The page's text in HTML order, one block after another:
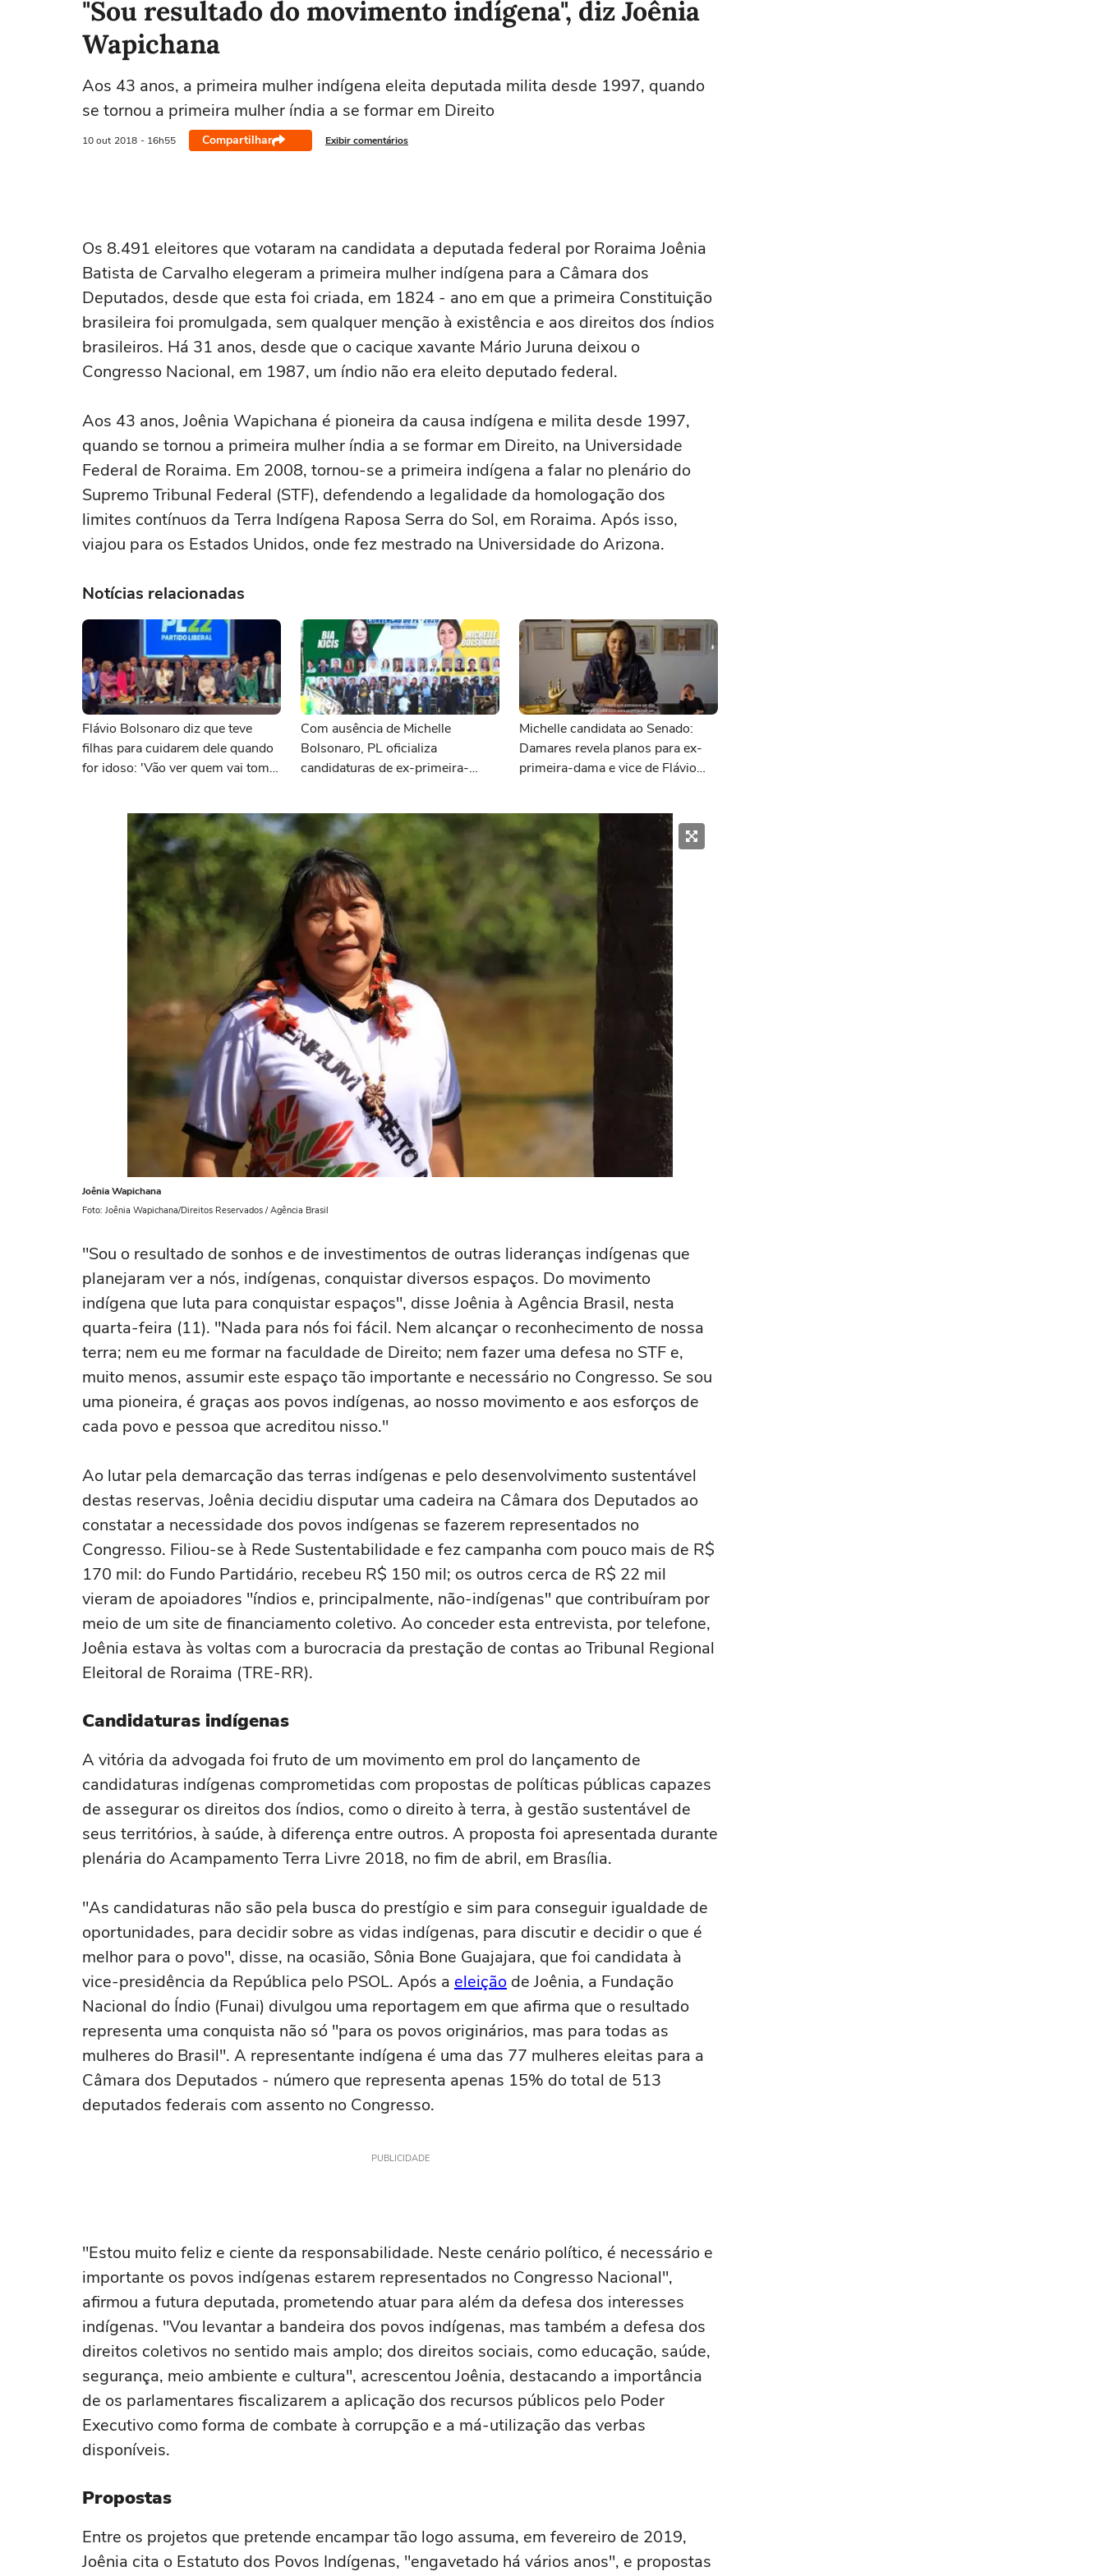
"Sou resultado do movimento indígena", diz Joênia
Wapichana
Aos 43 anos, a primeira mulher indígena eleita deputada milita desde 1997, quando
se tornou a primeira mulher índia a se formar em Direito
10 out 2018 - 16h55 Compartilhar Exibir comentários
Os 8.491 eleitores que votaram na candidata a deputada federal por Roraima Joênia
Batista de Carvalho elegeram a primeira mulher indígena para a Câmara dos
Deputados, desde que esta foi criada, em 1824 - ano em que a primeira Constituição
brasileira foi promulgada, sem qualquer menção à existência e aos direitos dos índios
brasileiros. Há 31 anos, desde que o cacique xavante Mário Juruna deixou o
Congresso Nacional, em 1987, um índio não era eleito deputado federal.
Aos 43 anos, Joênia Wapichana é pioneira da causa indígena e milita desde 1997,
quando se tornou a primeira mulher índia a se formar em Direito, na Universidade
Federal de Roraima. Em 2008, tornou-se a primeira indígena a falar no plenário do
Supremo Tribunal Federal (STF), defendendo a legalidade da homologação dos
limites contínuos da Terra Indígena Raposa Serra do Sol, em Roraima. Após isso,
viajou para os Estados Unidos, onde fez mestrado na Universidade do Arizona.
Notícias relacionadas
Flávio Bolsonaro diz que teve
filhas para cuidarem dele quando
for idoso: 'Vão ver quem vai tomar
Com ausência de Michelle
Bolsonaro, PL oficializa
candidaturas de ex-primeira-
Michelle candidata ao Senado:
Damares revela planos para ex-
primeira-dama e vice de Flávio
Joênia Wapichana
Foto: Joênia Wapichana/Direitos Reservados / Agência Brasil
"Sou o resultado de sonhos e de investimentos de outras lideranças indígenas que
planejaram ver a nós, indígenas, conquistar diversos espaços. Do movimento
indígena que luta para conquistar espaços", disse Joênia à Agência Brasil, nesta
quarta-feira (11). "Nada para nós foi fácil. Nem alcançar o reconhecimento de nossa
terra; nem eu me formar na faculdade de Direito; nem fazer uma defesa no STF e,
muito menos, assumir este espaço tão importante e necessário no Congresso. Se sou
uma pioneira, é graças aos povos indígenas, ao nosso movimento e aos esforços de
cada povo e pessoa que acreditou nisso."
Ao lutar pela demarcação das terras indígenas e pelo desenvolvimento sustentável
destas reservas, Joênia decidiu disputar uma cadeira na Câmara dos Deputados ao
constatar a necessidade dos povos indígenas se fazerem representados no
Congresso. Filiou-se à Rede Sustentabilidade e fez campanha com pouco mais de R$
170 mil: do Fundo Partidário, recebeu R$ 150 mil; os outros cerca de R$ 22 mil
vieram de apoiadores "índios e, principalmente, não-indígenas" que contribuíram por
meio de um site de financiamento coletivo. Ao conceder esta entrevista, por telefone,
Joênia estava às voltas com a burocracia da prestação de contas ao Tribunal Regional
Eleitoral de Roraima (TRE-RR).
Candidaturas indígenas
A vitória da advogada foi fruto de um movimento em prol do lançamento de
candidaturas indígenas comprometidas com propostas de políticas públicas capazes
de assegurar os direitos dos índios, como o direito à terra, à gestão sustentável de
seus territórios, à saúde, à diferença entre outros. A proposta foi apresentada durante
plenária do Acampamento Terra Livre 2018, no fim de abril, em Brasília.
"As candidaturas não são pela busca do prestígio e sim para conseguir igualdade de
oportunidades, para decidir sobre as vidas indígenas, para discutir e decidir o que é
melhor para o povo", disse, na ocasião, Sônia Bone Guajajara, que foi candidata à
vice-presidência da República pelo PSOL. Após a eleição de Joênia, a Fundação
Nacional do Índio (Funai) divulgou uma reportagem em que afirma que o resultado
representa uma conquista não só "para os povos originários, mas para todas as
mulheres do Brasil". A representante indígena é uma das 77 mulheres eleitas para a
Câmara dos Deputados - número que representa apenas 15% do total de 513
deputados federais com assento no Congresso.
PUBLICIDADE
"Estou muito feliz e ciente da responsabilidade. Neste cenário político, é necessário e
importante os povos indígenas estarem representados no Congresso Nacional",
afirmou a futura deputada, prometendo atuar para além da defesa dos interesses
indígenas. "Vou levantar a bandeira dos povos indígenas, mas também a defesa dos
direitos coletivos no sentido mais amplo; dos direitos sociais, como educação, saúde,
segurança, meio ambiente e cultura", acrescentou Joênia, destacando a importância
de os parlamentares fiscalizarem a aplicação dos recursos públicos pelo Poder
Executivo como forma de combate à corrupção e a má-utilização das verbas
disponíveis.
Propostas
Entre os projetos que pretende encampar tão logo assuma, em fevereiro de 2019,
Joênia cita o Estatuto dos Povos Indígenas, "engavetado há vários anos", e propostas